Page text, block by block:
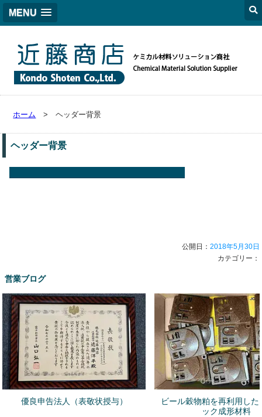
MENU
ホーム > ヘッダー背景
ヘッダー背景
公開日： 2018年5月30日
カテゴリー：
営業ブログ
優良申告法人（表敬状授与）
ビール穀物粕を再利用した
ック成形材料